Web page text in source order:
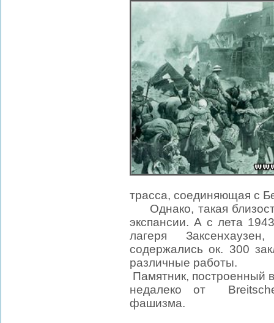
трасса, соединяющая с
Однако, такая
экспансии. А с лета
лагеря
содержались ок. 300
различные работы.
Памятник, построенный
недалеко от
фашизма.